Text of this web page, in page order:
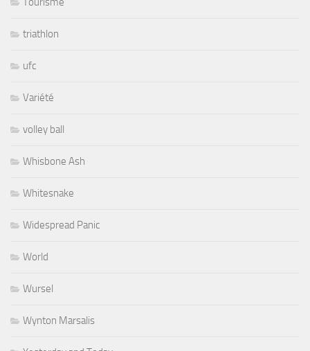
triathlon
ufc
Variété
volley ball
Whisbone Ash
Whitesnake
Widespread Panic
World
Wursel
Wynton Marsalis